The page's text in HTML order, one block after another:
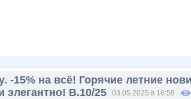
15% на всё! Горячие летние
В.10/25
03.05.2025 в 16:59